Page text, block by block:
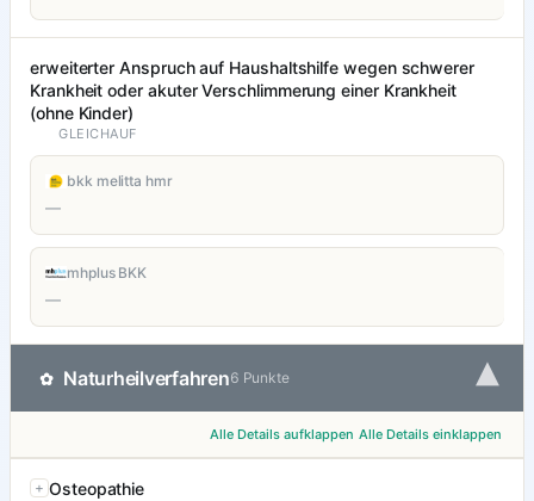
erweiterter Anspruch auf Haushaltshilfe wegen schwerer
Krankheit oder akuter Verschlimmerung einer Krankheit
(ohne Kinder)
GLEICHAUF
bkk melitta hmr
—
mhplus BKK
—
✿ Naturheilverfahren6 Punkte ▾
Alle Details aufklappen Alle Details einklappen
Osteopathie